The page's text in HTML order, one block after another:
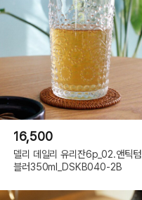
16,500
델리 데일리 유리잔6p_02.앤틱텀
블러350ml_DSKB040-2B